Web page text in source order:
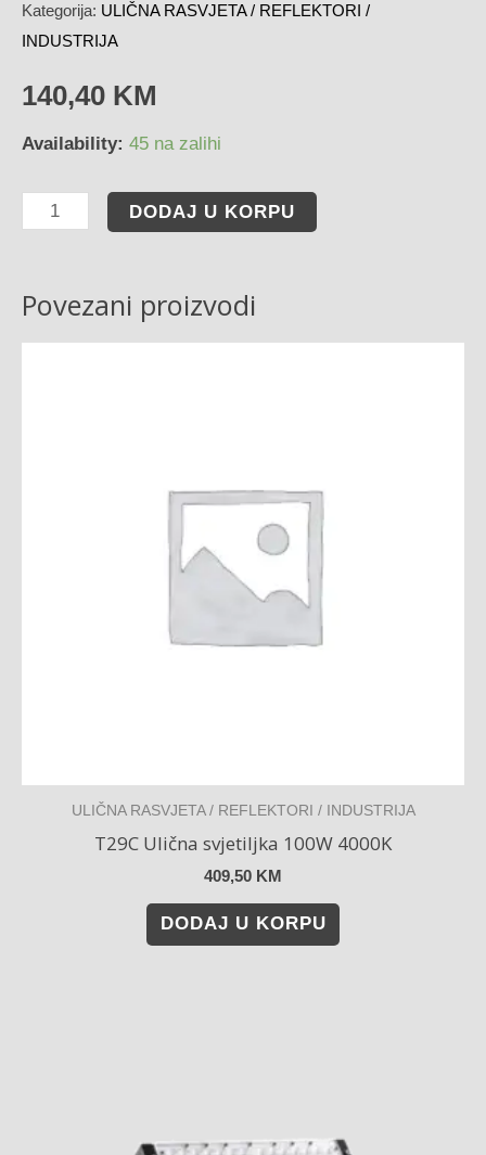
Kategorija: ULIČNA RASVJETA / REFLEKTORI /
INDUSTRIJA
140,40 KM
Availability: 45 na zalihi
DODAJ U KORPU
Povezani proizvodi
ULIČNA RASVJETA / REFLEKTORI / INDUSTRIJA
T29C Ulična svjetiljka 100W 4000K
409,50 KM
DODAJ U KORPU